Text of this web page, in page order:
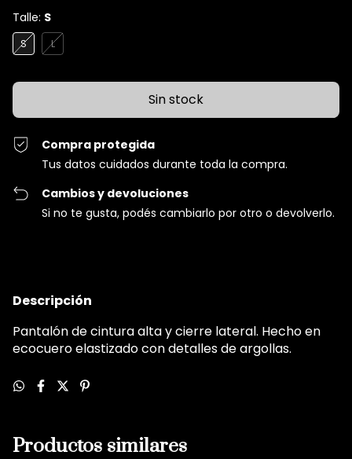
Talle: S
S L
Compra protegida
Tus datos cuidados durante toda la compra.
Cambios y devoluciones
Si no te gusta, podés cambiarlo por otro o devolverlo.
Descripción
Pantalón de cintura alta y cierre lateral. Hecho en
ecocuero elastizado con detalles de argollas.
Productos similares